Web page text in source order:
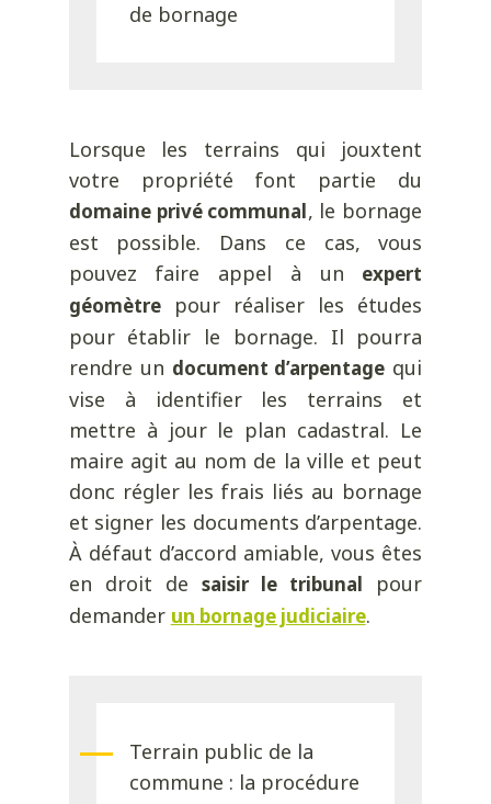
de bornage
Lorsque les terrains qui jouxtent
votre propriété font partie du
domaine privé communal, le bornage
est possible. Dans ce cas, vous
pouvez faire appel à un expert
géomètrepour réaliser les études
pour établir le bornage. Il pourra
rendre un document d’arpentage qui
vise à identifier les terrains et
mettre à jour le plan cadastral. Le
maire agit au nom de la ville et peut
donc régler les frais liés au bornage
et signer les documents d’arpentage.
À défaut d’accord amiable, vous êtes
en droit de saisir le tribunal pour
demander un bornage judiciaire.
Terrain public de la
commune : la procédure